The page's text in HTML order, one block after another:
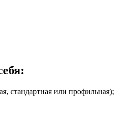
стандартная или профильная);